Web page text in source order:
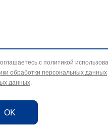
с политикой
обработки персональных данных
данных.
OK